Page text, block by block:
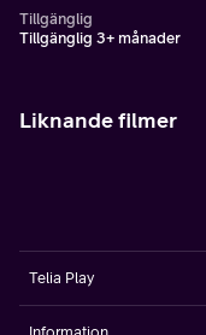
Tillgänglig
Tillgänglig 3+ månader
Liknande filmer
Telia Play